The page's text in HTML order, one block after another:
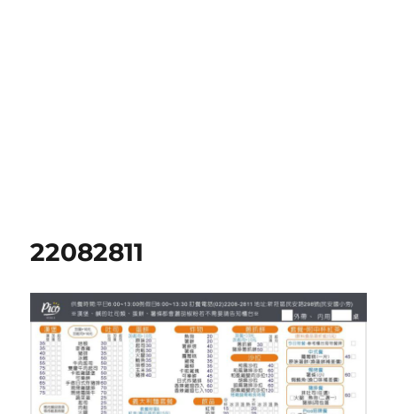
22082811